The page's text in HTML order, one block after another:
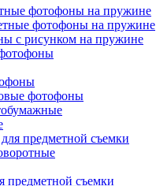
фотофоны на пружине
фотофоны на пружине
с рисунком на пружине
фотофоны
предметной съемки
предметной съемки